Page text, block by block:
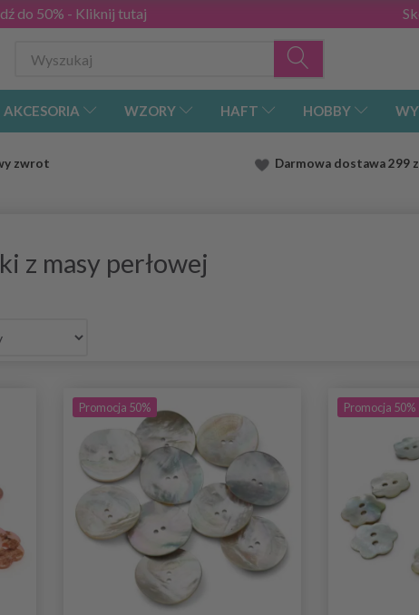
do 50% - Kliknij tutaj
AKCESORIA WZORY HAFT HOBBY
zwrot Darmowa dostawa299
z masy perłowej
Promocja 50% Promocja 50%